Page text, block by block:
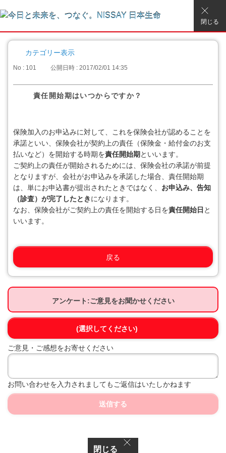
閉じる
カテゴリー表示
No : 101 公開日時 : 2017/02/01 14:35
責任開始期はいつからですか？
保険加入のお申込みに対して、これを保険会社が認めることを
承諾といい、保険会社が契約上の責任（保険金・給付金のお支
払いなど）を開始する時期を責任開始期 といいます。
ご契約上の責任が開始されるためには、保険会社の承諾が前提
となりますが、会社がお申込みを承諾した場合、責任開始期
は、単にお申込書が提出されたときではなく、 お申込み、告知
（診査）が完了したときになります。
なお、保険会社がご契約上の責任を開始する日を責任開始日 と
いいます。
戻る
アンケート:ご意見をお聞かせください
(選択してください)
ご意見・ご感想をお寄せください
お問い合わせを入力されましてもご返信はいたしかねます
送信する
閉じる